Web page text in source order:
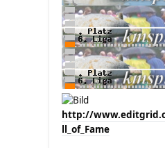
http://
ll_of_Fame